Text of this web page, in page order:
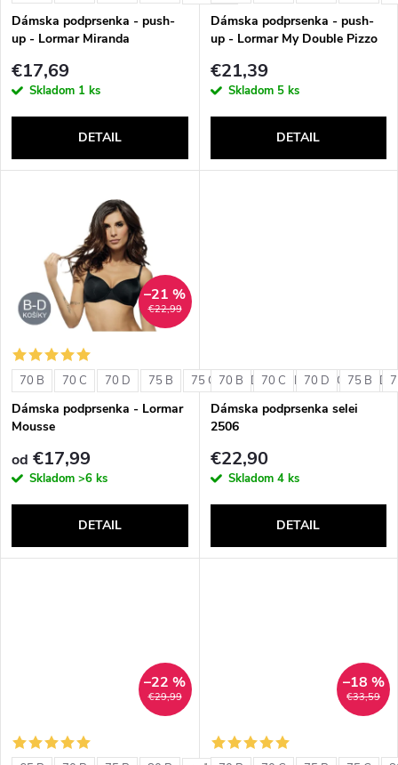
p
r
d
t
o
v
p
r
o
d
t
o
v
Dámska podprsenka - push-
up - Lormar Miranda
€17,69
Skladom 1 ks
DETAIL
Dámska podprsenka - push-
up - Lormar My Double Pizzo
€21,39
Skladom 5 ks
DETAIL
€22,99
–21 %
70 B 70 C 70 D 75 B 75 C 75 D 80 B 80 C 80 D
Dámska podprsenka - Lormar
Mousse
od €17,99
Skladom >6 ks
DETAIL
70 B 70 C 70 D 75 B
Dámska podprsenka selei
2506
€22,90
Skladom 4 ks
DETAIL
€29,99
–22 %
€33,59
–18 %